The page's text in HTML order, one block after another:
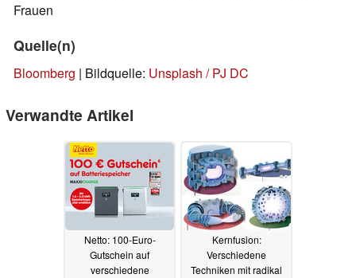
Frauen
Quelle(n)
Bloomberg | Bildquelle: Unsplash / PJ DC
Verwandte Artikel
Netto: 100-Euro-
Gutschein auf
verschiedene
Kernfusion:
Verschiedene
Techniken mit radikal